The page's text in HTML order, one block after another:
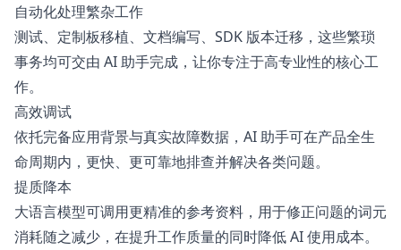
自动化处理繁杂工作
测试、定制板移植、文档编写、SDK 版本迁移，这些繁琐
事务均可交由 AI 助手完成，让你专注于高专业性的核心工
作。
高效调试
依托完备应用背景与真实故障数据，AI 助手可在产品全生
命周期内，更快、更可靠地排查并解决各类问题。
提质降本
大语言模型可调用更精准的参考资料，用于修正问题的词元
消耗随之减少，在提升工作质量的同时降低 AI 使用成本。